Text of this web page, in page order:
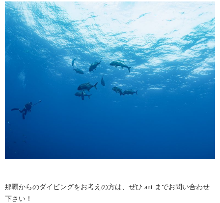
那覇からのダイビングをお考えの方は、ぜひ ant までお問い合わせ
下さい！